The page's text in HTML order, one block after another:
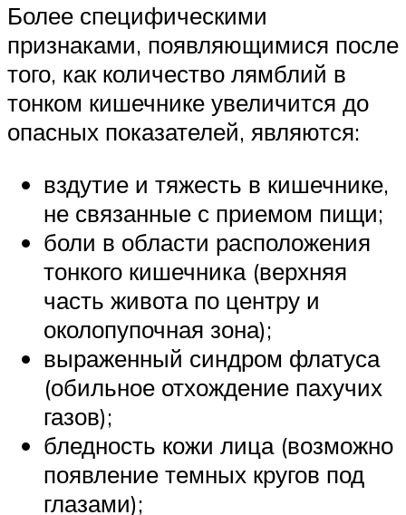
Более специфическими
признаками, появляющимися после
того, как количество лямблий в
тонком кишечнике увеличится до
опасных показателей, являются:
вздутие и тяжесть в кишечнике,
не связанные с приемом пищи;
боли в области расположения
тонкого кишечника (верхняя
часть живота по центру и
околопупочная зона);
выраженный синдром флатуса
(обильное отхождение пахучих
газов);
бледность кожи лица (возможно
появление темных кругов под
глазами);